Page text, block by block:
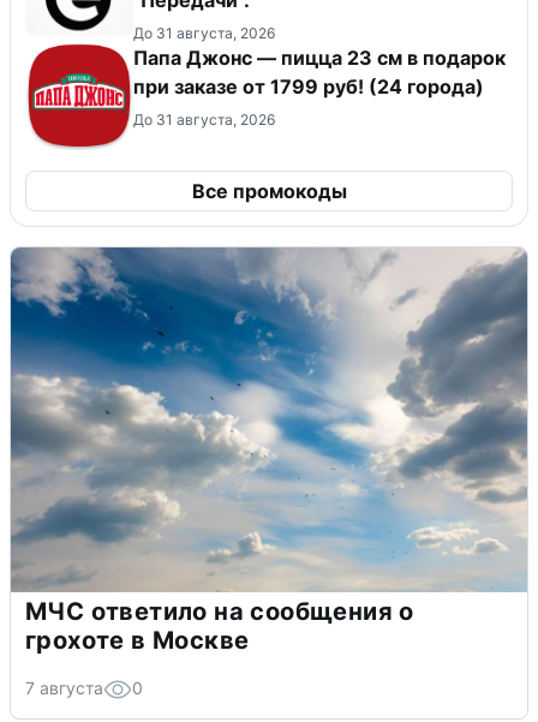
До 31 августа, 2026
Папа Джонс — пицца 23 см в подарок
при заказе от 1799 руб! (24 города)
До 31 августа, 2026
Все промокоды
МЧС ответило на сообщения о
грохоте в Москве
7 августа 0